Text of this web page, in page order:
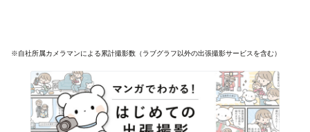
※自社所属カメラマンによる累計撮影数（ラブグラフ以外の出張撮影サービスを含む）